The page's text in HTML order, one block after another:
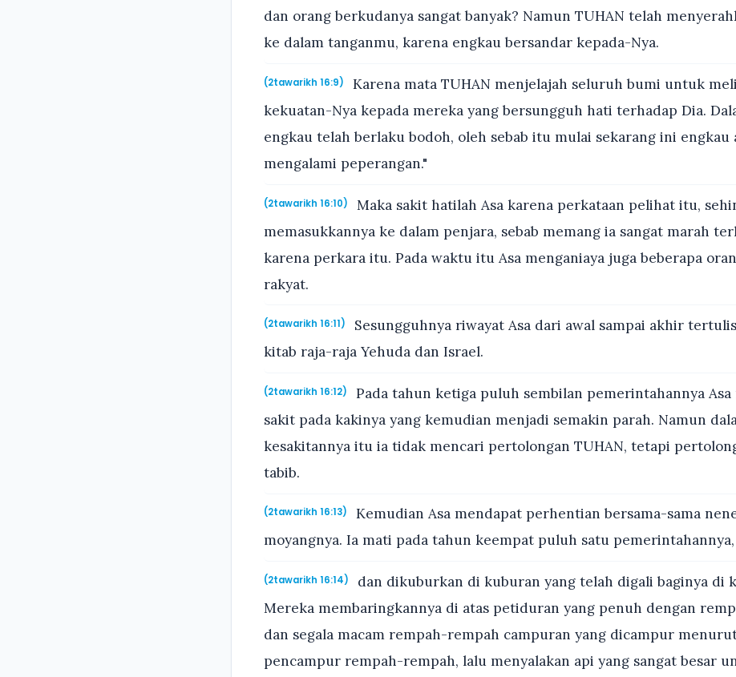
dan orang berkudanya sangat banyak? Namun TUHAN telah
ke dalam tanganmu, karena engkau bersandar kepada-Nya.
(2tawarikh 16:9)
Karena mata TUHAN menjelajah seluruh bumi untuk
kekuatan-Nya kepada mereka yang bersungguh hati terhadap Dia.
engkau telah berlaku bodoh, oleh sebab itu mulai sekarang ini engkau
mengalami peperangan."
(2tawarikh 16:10)
Maka sakit hatilah Asa karena perkataan pelihat itu,
memasukkannya ke dalam penjara, sebab memang ia sangat marah
karena perkara itu. Pada waktu itu Asa menganiaya juga beberapa
rakyat.
(2tawarikh 16:11)
Sesungguhnya riwayat Asa dari awal sampai akhir
kitab raja-raja Yehuda dan Israel.
(2tawarikh 16:12)
Pada tahun ketiga puluh sembilan pemerintahannya
sakit pada kakinya yang kemudian menjadi semakin parah. Namun
kesakitannya itu ia tidak mencari pertolongan TUHAN, tetapi
tabib.
(2tawarikh 16:13)
Kemudian Asa mendapat perhentian bersama-sama
moyangnya. Ia mati pada tahun keempat puluh satu pemerintahannya,
(2tawarikh 16:14)
dan dikuburkan di kuburan yang telah digali baginya di
Mereka membaringkannya di atas petiduran yang penuh dengan
dan segala macam rempah-rempah campuran yang dicampur
pencampur rempah-rempah, lalu menyalakan api yang sangat besar